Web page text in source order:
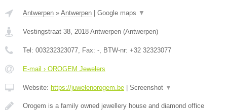
Antwerpen » Antwerpen Google maps ▼
Vestingstraat 38, 2018 Antwerpen (Antwerpen)
Tel: 003232323077, Fax: -, BTW-nr: +32 32323077
E-mail › OROGEM Jewelers
Website: https://juwelenorogem.be Screenshot ▼
Orogem is a family owned jewellery house and diamond office